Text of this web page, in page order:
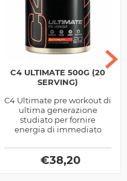
C4 ULTIMATE 500G (20
SERVING)
C4 Ultimate pre workout di
ultima generazione
studiato per fornire
energia di immediato
muscolare, resistenza e
concentrazione mentale
€38,20